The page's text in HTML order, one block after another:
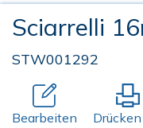
Sciarrelli
STW001292
Bearbeiten